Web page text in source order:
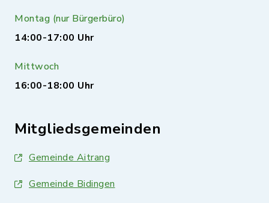
Montag (nur Bürgerbüro)
14:00-17:00 Uhr
Mittwoch
16:00-18:00 Uhr
Mitgliedsgemeinden
Gemeinde Aitrang
Gemeinde Bidingen